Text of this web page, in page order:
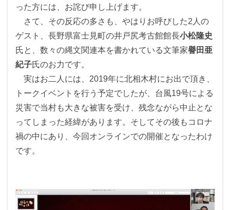
った方には、お詫び申し上げます。
さて、その反応の多さも、やはりお呼びした2人の
ゲスト、長野県富士見町の井戸尻考古館館長小松隆史
氏と、数々の縄文関連本を書かれている文筆家譽田亜
紀子氏のお力です。
実はお二人には、2019年に北相木村にお出で頂き、
トークイベントを行う予定でしたが、台風19号による
災害で当村も大きな被害を受け、残念ながら中止とな
ってしまった経緯があります。そしてその後もコロナ
禍の中にあり、今回オンラインでの開催となったわけ
です。